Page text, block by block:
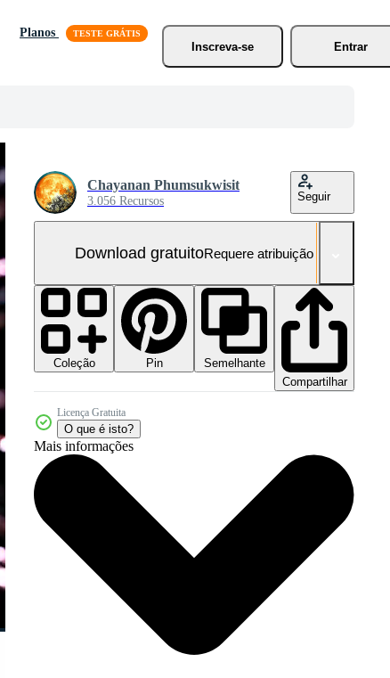
Planos
Inscreva-se
Entrar
Chayanan Phumsukwisit
3.056 Recursos Seguir
Download gratuitoRequere atribuição
Coleção Pin
Semelhante
Compartilhar
Licença Gratuita
O que é isto?
Mais informações